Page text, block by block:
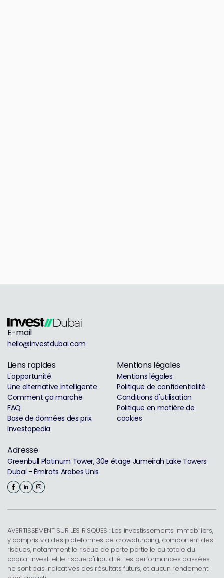
E-mail
hello@investdubai.com
Liens rapides
L'opportunité
Une alternative intelligente
Comment ça marche
FAQ
Base de données des prix
Investopedia
Mentions légales
Mentions légales
Politique de confidentialité
Conditions d'utilisation
Politique en matière de
cookies
Adresse
Greenbull Platinum Tower, 30e étage Jumeirah Lake Towers
Dubaï - Émirats Arabes Unis
AVERTISSEMENT SUR LES RISQUES : Les investissements immobiliers,
y compris via des plateformes de crowdfunding, comportent des
risques, notamment le risque de perte partielle ou totale du
capital investi et le risque d'illiquidité. Les performances passées
ne sont pas indicatives des résultats futurs, et aucun rendement